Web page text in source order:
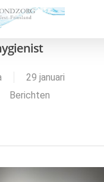
van de
29 januari
Berichten